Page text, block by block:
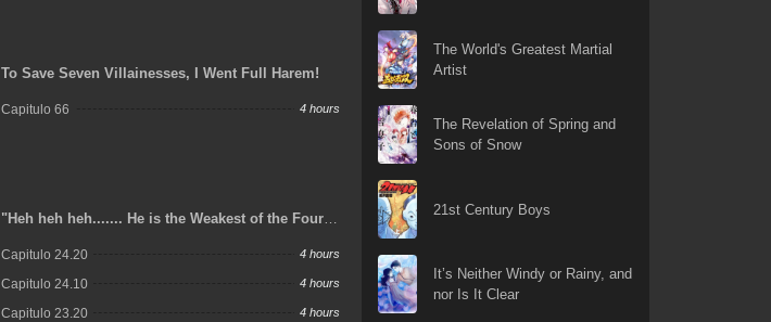
To Save Seven Villainesses, I Went Full Harem!
Capitulo 66 4 hours
"Heh heh heh....... He is the Weakest of the Four
but Somehow I Became the Master of a Hero and
a Priestess
Capitulo 24.20 4 hours
Capitulo 24.10 4 hours
Capitulo 23.20 4 hours
The World's Greatest Martial
Artist
The Revelation of Spring and
Sons of Snow
21st Century Boys
It’s Neither Windy or Rainy, and
nor Is It Clear